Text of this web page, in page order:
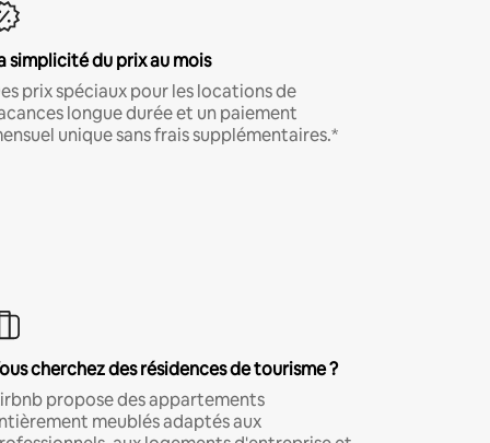
simplicité du prix au mois
prix spéciaux pour les locations de
longue durée et un paiement
unique sans frais supplémentaires.*
cherchez des résidences de tourisme ?
propose des appartements
meublés adaptés aux